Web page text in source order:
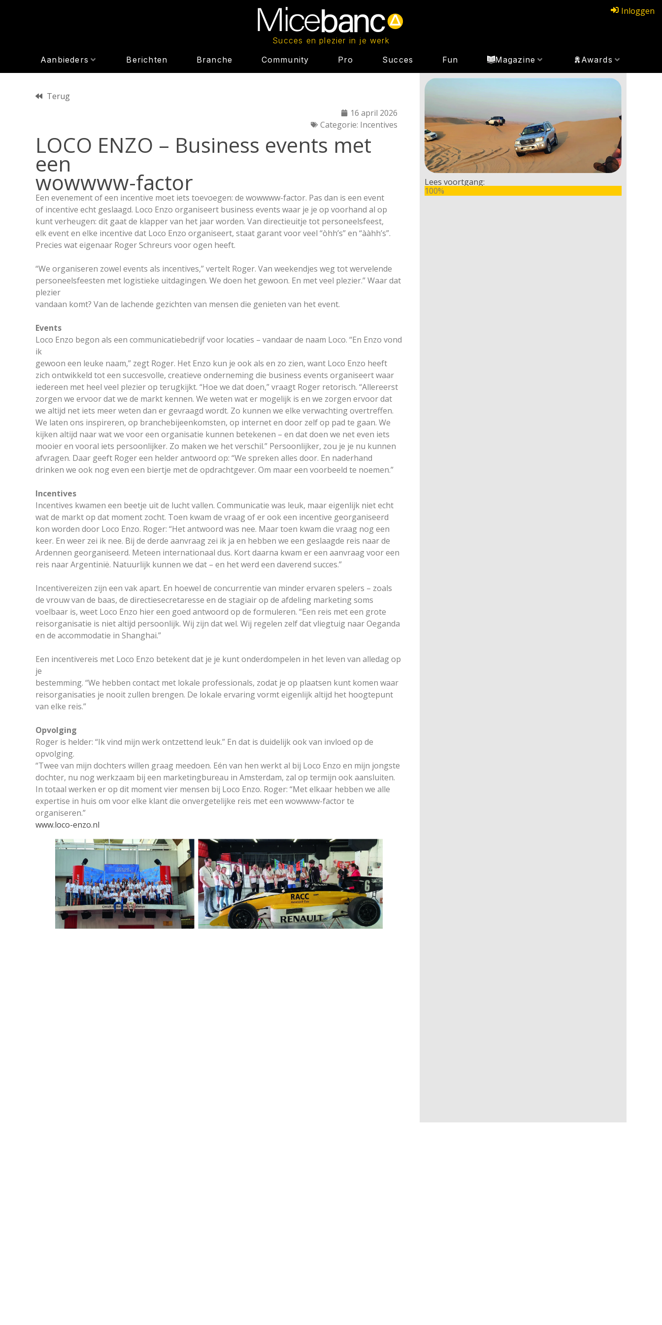
Inloggen
Succes en plezier in je werk
Aanbieders
Berichten Branche Community Pro Succes Fun Magazine Awards
Terug
16 april 2026
Categorie: Incentives
LOCO ENZO – Business events met
een
wowwww-factor
Een evenement of een incentive moet iets toevoegen: de wowwww-factor. Pas dan is een event
of incentive echt geslaagd. Loco Enzo organiseert business events waar je je op voorhand al op
kunt verheugen: dit gaat de klapper van het jaar worden. Van directieuitje tot personeelsfeest,
elk event en elke incentive dat Loco Enzo organiseert, staat garant voor veel “òhh’s” en “ààhh’s”.
Precies wat eigenaar Roger Schreurs voor ogen heeft.
“We organiseren zowel events als incentives,” vertelt Roger. Van weekendjes weg tot wervelende
personeelsfeesten met logistieke uitdagingen. We doen het gewoon. En met veel plezier.” Waar dat
plezier
vandaan komt? Van de lachende gezichten van mensen die genieten van het event.
Events
Loco Enzo begon als een communicatiebedrijf voor locaties – vandaar de naam Loco. “En Enzo vond
ik
gewoon een leuke naam,” zegt Roger. Het Enzo kun je ook als en zo zien, want Loco Enzo heeft
zich ontwikkeld tot een succesvolle, creatieve onderneming die business events organiseert waar
iedereen met heel veel plezier op terugkijkt. “Hoe we dat doen,” vraagt Roger retorisch. “Allereerst
zorgen we ervoor dat we de markt kennen. We weten wat er mogelijk is en we zorgen ervoor dat
we altijd net iets meer weten dan er gevraagd wordt. Zo kunnen we elke verwachting overtreffen.
We laten ons inspireren, op branchebijeenkomsten, op internet en door zelf op pad te gaan. We
kijken altijd naar wat we voor een organisatie kunnen betekenen – en dat doen we net even iets
mooier en vooral iets persoonlijker. Zo maken we het verschil.” Persoonlijker, zou je je nu kunnen
afvragen. Daar geeft Roger een helder antwoord op: “We spreken alles door. En naderhand
drinken we ook nog even een biertje met de opdrachtgever. Om maar een voorbeeld te noemen.”
Incentives
Incentives kwamen een beetje uit de lucht vallen. Communicatie was leuk, maar eigenlijk niet echt
wat de markt op dat moment zocht. Toen kwam de vraag of er ook een incentive georganiseerd
kon worden door Loco Enzo. Roger: “Het antwoord was nee. Maar toen kwam die vraag nog een
keer. En weer zei ik nee. Bij de derde aanvraag zei ik ja en hebben we een geslaagde reis naar de
Ardennen georganiseerd. Meteen internationaal dus. Kort daarna kwam er een aanvraag voor een
reis naar Argentinië. Natuurlijk kunnen we dat – en het werd een daverend succes.”
Incentivereizen zijn een vak apart. En hoewel de concurrentie van minder ervaren spelers – zoals
de vrouw van de baas, de directiesecretaresse en de stagiair op de afdeling marketing soms
voelbaar is, weet Loco Enzo hier een goed antwoord op de formuleren. “Een reis met een grote
reisorganisatie is niet altijd persoonlijk. Wij zijn dat wel. Wij regelen zelf dat vliegtuig naar Oeganda
en de accommodatie in Shanghai.”
Een incentivereis met Loco Enzo betekent dat je je kunt onderdompelen in het leven van alledag op
je
bestemming. “We hebben contact met lokale professionals, zodat je op plaatsen kunt komen waar
reisorganisaties je nooit zullen brengen. De lokale ervaring vormt eigenlijk altijd het hoogtepunt
van elke reis.”
Opvolging
Roger is helder: “Ik vind mijn werk ontzettend leuk.” En dat is duidelijk ook van invloed op de
opvolging.
“Twee van mijn dochters willen graag meedoen. Eén van hen werkt al bij Loco Enzo en mijn jongste
dochter, nu nog werkzaam bij een marketingbureau in Amsterdam, zal op termijn ook aansluiten.
In totaal werken er op dit moment vier mensen bij Loco Enzo. Roger: “Met elkaar hebben we alle
expertise in huis om voor elke klant die onvergetelijke reis met een wowwww-factor te
organiseren.”
www.loco-enzo.nl
Lees voortgang:
100%